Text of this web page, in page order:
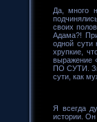
Да, много
своих
Адама?!
одной сути
хрупкие,
выражение
ПО СУТИ.
сути, как
Я всегда
истории.